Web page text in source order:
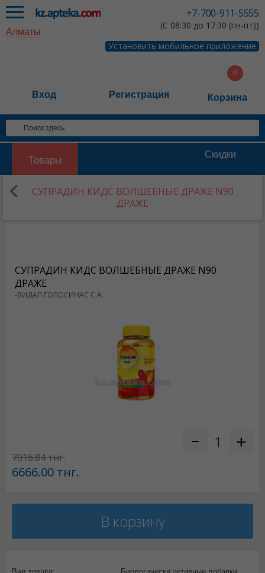
+7-700-911-5555
(С 08:30 до 17:30 (пн-пт))
Установить мобильное приложение
Алматы
Вход Регистрация Корзина
Товары
Скидки
СУПРАДИН КИДС ВОЛШЕБНЫЕ ДРАЖЕ N90
ДРАЖЕ
СУПРАДИН КИДС ВОЛШЕБНЫЕ ДРАЖЕ N90
ДРАЖЕ
-ВИДАЛ ГОЛОСИНАС С.А.
7016.84тнг.
6666.00 тнг.
В корзину